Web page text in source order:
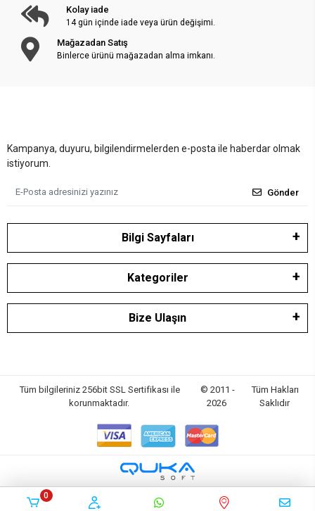
Kolay iade
14 gün içinde iade veya ürün değişimi.
Mağazadan Satış
Binlerce ürünü mağazadan alma imkanı.
Kampanya, duyuru, bilgilendirmelerden e-posta ile haberdar olmak
istiyorum.
Gönder
Bilgi Sayfaları
Kategoriler
Bize Ulaşın
Tüm bilgileriniz 256bit SSL Sertifikası ile
korunmaktadır.
© 2011 -
2026
Tüm Hakları
Saklıdır
0